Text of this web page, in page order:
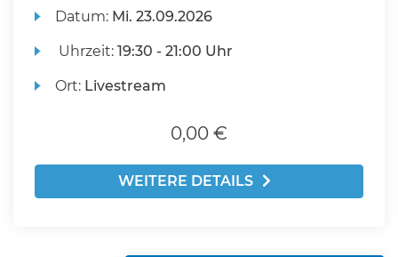
Datum: Mi. 23.09.2026
Uhrzeit:19:30 - 21:00 Uhr
Ort: Livestream
0,00 €
WEITERE DETAILS